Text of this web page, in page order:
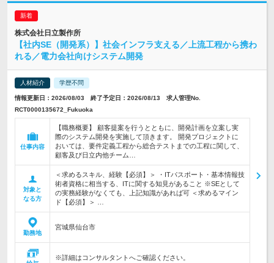
株式会社日立製作所
【社内SE（開発系）】社会インフラ支える／上流工程から携わ
れる／電力会社向けシステム開発
人材紹介 学歴不問
情報更新日：2026/08/03 終了予定日：2026/08/13 求人管理No.
RCT0000135672_Fukuoka
仕事内容
【職務概要】 顧客提案を行うとともに、開発計画を立案し実
際のシステム開発を実施して頂きます。 開発プロジェクトに
おいては、要件定義工程から総合テストまでの工程に関して、
顧客及び日立内他チーム…
対象と
なる方
＜求めるスキル、経験【必須】＞ ・ITパスポート・基本情報技
術者資格に相当する、ITに関する知見があること ※SEとして
の実務経験がなくても、上記知識があれば可 ＜求めるマイン
ド【必須】＞ …
勤務地
宮城県仙台市
※詳細はコンサルタントへご確認ください。